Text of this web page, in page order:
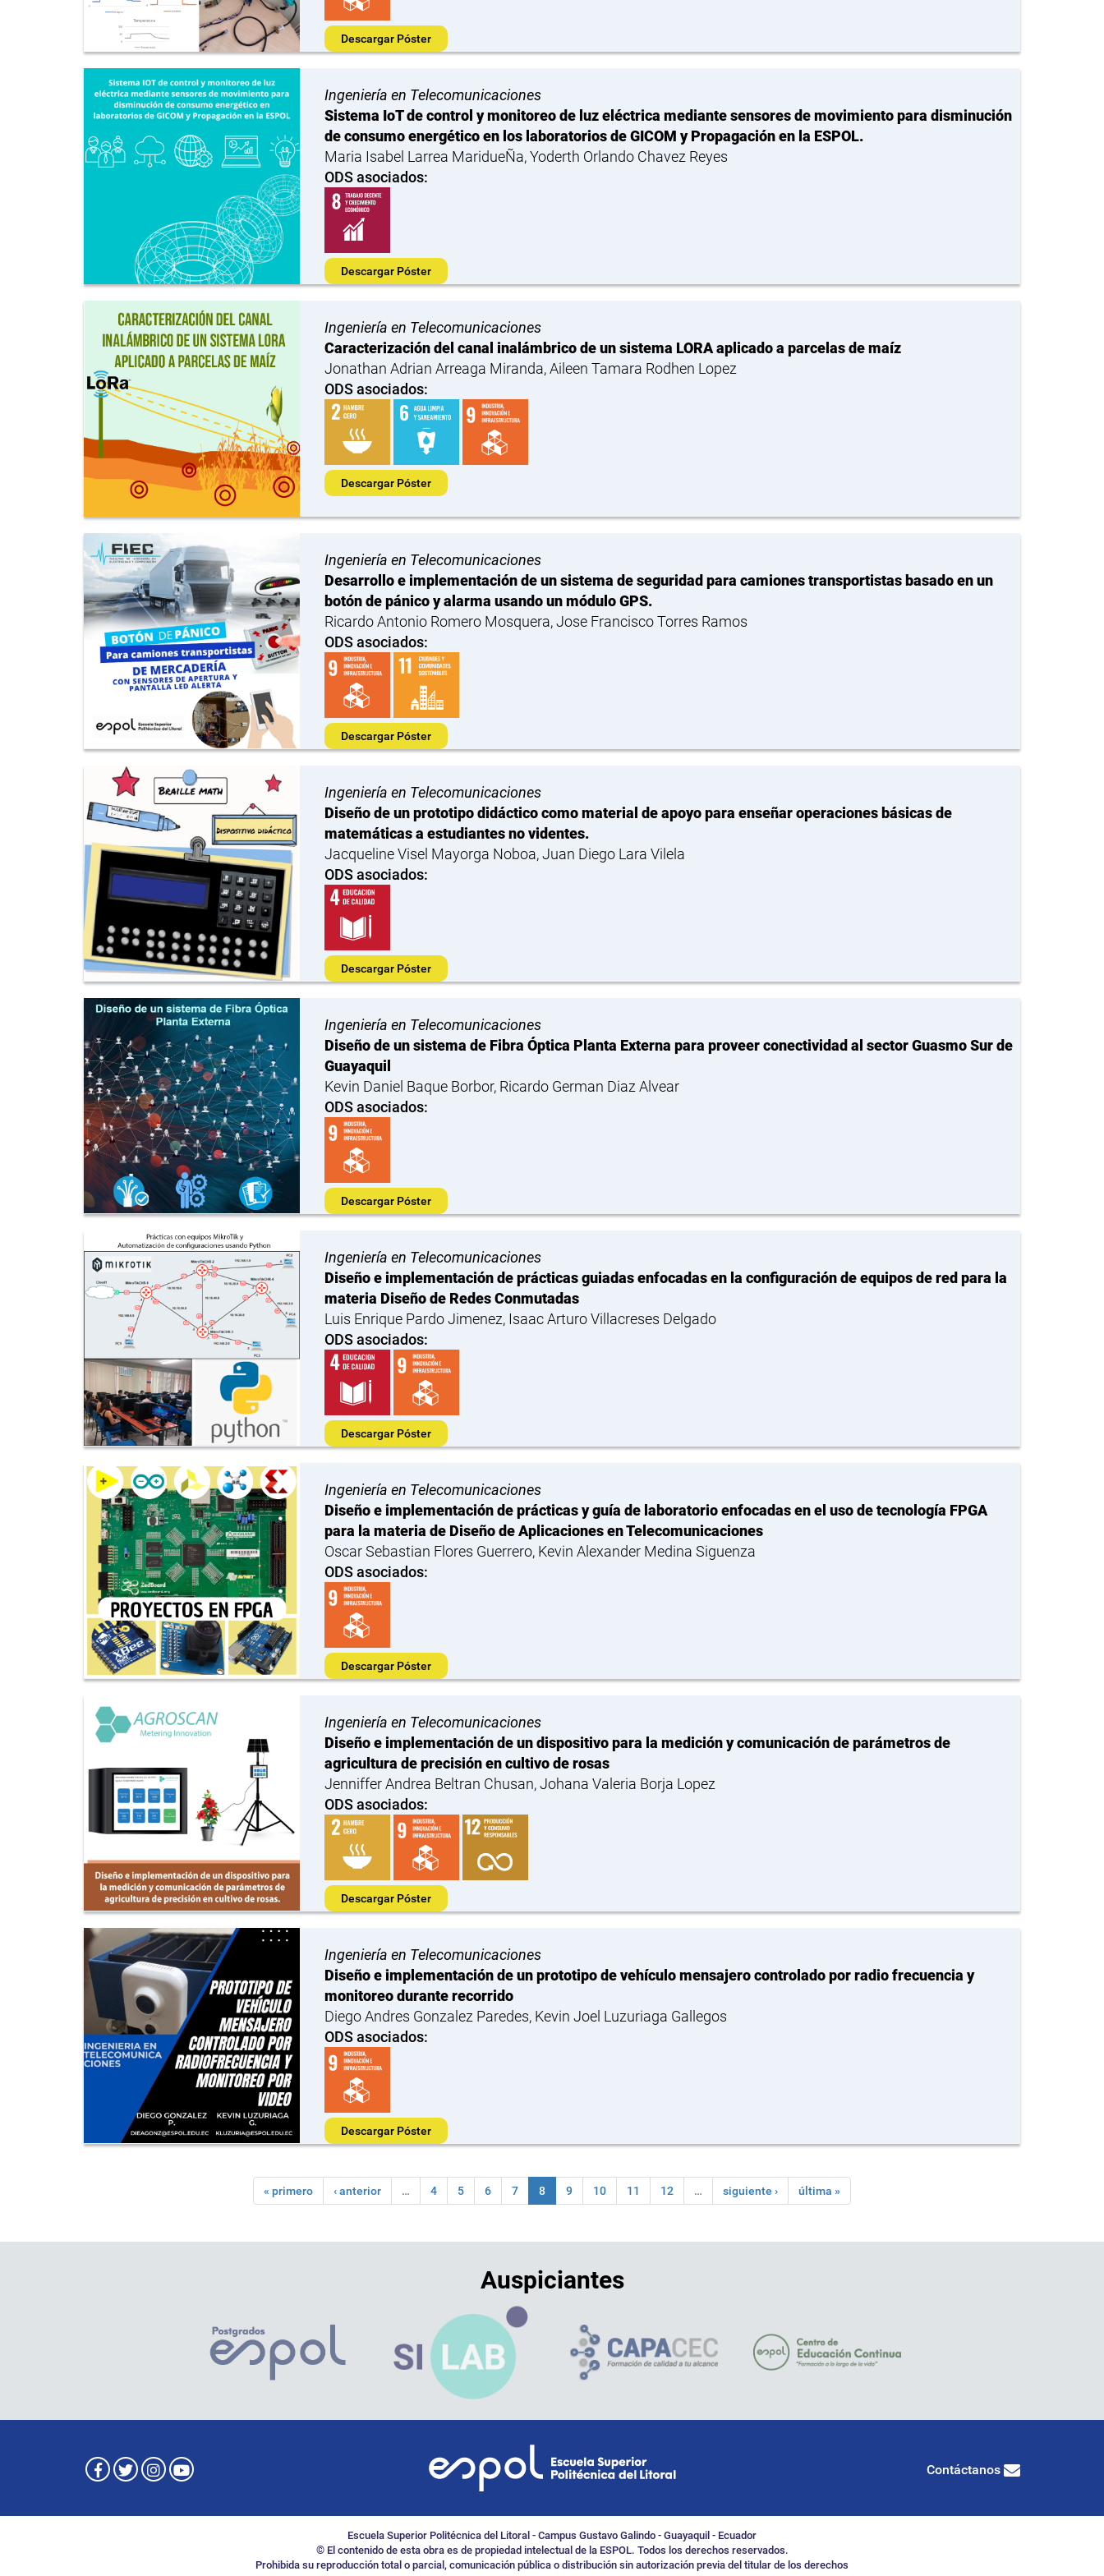
Descargar Póster
Ingeniería en Telecomunicaciones
Sistema IoT de control y monitoreo de luz eléctrica mediante sensores de movimiento para disminución
de consumo energético en los laboratorios de GICOM y Propagación en la ESPOL.
Maria Isabel Larrea MaridueÑa, Yoderth Orlando Chavez Reyes
ODS asociados:
Descargar Póster
Ingeniería en Telecomunicaciones
Caracterización del canal inalámbrico de un sistema LORA aplicado a parcelas de maíz
Jonathan Adrian Arreaga Miranda, Aileen Tamara Rodhen Lopez
ODS asociados:
Descargar Póster
Ingeniería en Telecomunicaciones
Desarrollo e implementación de un sistema de seguridad para camiones transportistas basado en un
botón de pánico y alarma usando un módulo GPS.
Ricardo Antonio Romero Mosquera, Jose Francisco Torres Ramos
ODS asociados:
Descargar Póster
Ingeniería en Telecomunicaciones
Diseño de un prototipo didáctico como material de apoyo para enseñar operaciones básicas de
matemáticas a estudiantes no videntes.
Jacqueline Visel Mayorga Noboa, Juan Diego Lara Vilela
ODS asociados:
Descargar Póster
Ingeniería en Telecomunicaciones
Diseño de un sistema de Fibra Óptica Planta Externa para proveer conectividad al sector Guasmo Sur de
Guayaquil
Kevin Daniel Baque Borbor, Ricardo German Diaz Alvear
ODS asociados:
Descargar Póster
Ingeniería en Telecomunicaciones
Diseño e implementación de prácticas guiadas enfocadas en la configuración de equipos de red para la
materia Diseño de Redes Conmutadas
Luis Enrique Pardo Jimenez, Isaac Arturo Villacreses Delgado
ODS asociados:
Descargar Póster
Ingeniería en Telecomunicaciones
Diseño e implementación de prácticas y guía de laboratorio enfocadas en el uso de tecnología FPGA
para la materia de Diseño de Aplicaciones en Telecomunicaciones
Oscar Sebastian Flores Guerrero, Kevin Alexander Medina Siguenza
ODS asociados:
Descargar Póster
Ingeniería en Telecomunicaciones
Diseño e implementación de un dispositivo para la medición y comunicación de parámetros de
agricultura de precisión en cultivo de rosas
Jenniffer Andrea Beltran Chusan, Johana Valeria Borja Lopez
ODS asociados:
Descargar Póster
Ingeniería en Telecomunicaciones
Diseño e implementación de un prototipo de vehículo mensajero controlado por radio frecuencia y
monitoreo durante recorrido
Diego Andres Gonzalez Paredes, Kevin Joel Luzuriaga Gallegos
ODS asociados:
Descargar Póster
« primero ‹ anterior … 4 5 6 7 8 9 10 11 12 … siguiente › última »
Auspiciantes
Contáctanos
Escuela Superior Politécnica del Litoral - Campus Gustavo Galindo - Guayaquil - Ecuador
© El contenido de esta obra es de propiedad intelectual de la ESPOL. Todos los derechos reservados.
Prohibida su reproducción total o parcial, comunicación pública o distribución sin autorización previa del titular de los derechos